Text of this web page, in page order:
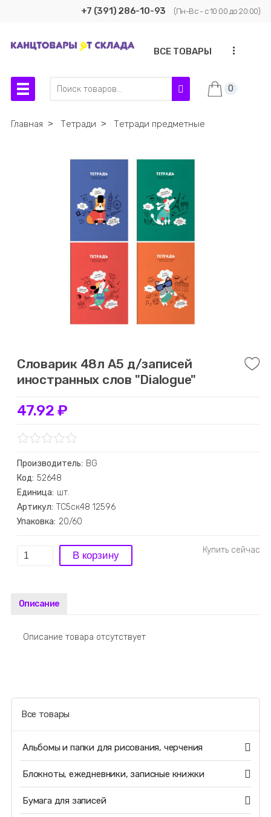
+7 (391) 286-10-93 (Пн-Вс - с 10:00 до 20:00)
ВСЕ ТОВАРЫ ...
0
Главная ˃ Тетради ˃ Тетради предметные
Словарик 48л А5 д/записей
иностранных слов "Dialogue"
47.92 ₽
Производитель: BG
Код: 52648
Единица: шт.
Артикул: ТС5ск48 12596
Упаковка: 20/60
Описание
Описание товара отсутствует
Все товары
Альбомы и папки для рисования, черчения
Блокноты, ежедневники, записные книжки
Бумага для записей